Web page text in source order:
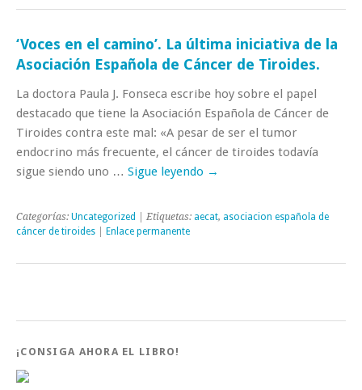
‘Voces en el camino’. La última iniciativa de la
Asociación Española de Cáncer de Tiroides.
La doctora Paula J. Fonseca escribe hoy sobre el papel
destacado que tiene la Asociación Española de Cáncer de
Tiroides contra este mal: «A pesar de ser el tumor
endocrino más frecuente, el cáncer de tiroides todavía
sigue siendo uno … Sigue leyendo →
Categorías: Uncategorized | Etiquetas: aecat, asociacion española de
cáncer de tiroides
Enlace permanente
¡CONSIGA AHORA EL LIBRO!